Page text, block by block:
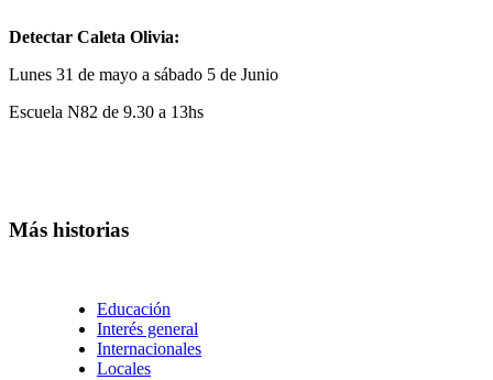
Detectar Caleta Olivia:
Lunes 31 de mayo a sábado 5 de Junio
Escuela N82 de 9.30 a 13hs
Más historias
Educación
Interés general
Internacionales
Locales